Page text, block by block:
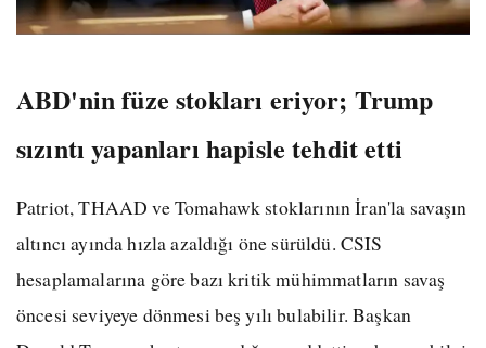
ABD'nin füze stokları eriyor; Trump
sızıntı yapanları hapisle tehdit etti
Patriot, THAAD ve Tomahawk stoklarının İran'la savaşın
altıncı ayında hızla azaldığı öne sürüldü. CSIS
hesaplamalarına göre bazı kritik mühimmatların savaş
öncesi seviyeye dönmesi beş yılı bulabilir. Başkan